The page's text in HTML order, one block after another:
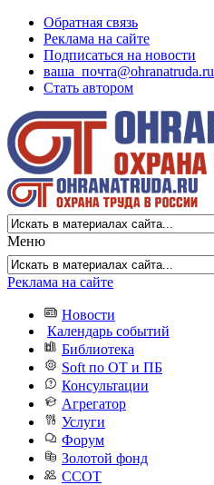
Обратная связь
Реклама на сайте
Подписаться на новости
ваша_почта@ohranatruda.ru
Стать автором
Меню
Реклама на сайте
Новости
Календарь событий
Библиотека
Soft по ОТ и ПБ
Консультации
Агрегатор
Услуги
Форум
Золотой фонд
ССОТ